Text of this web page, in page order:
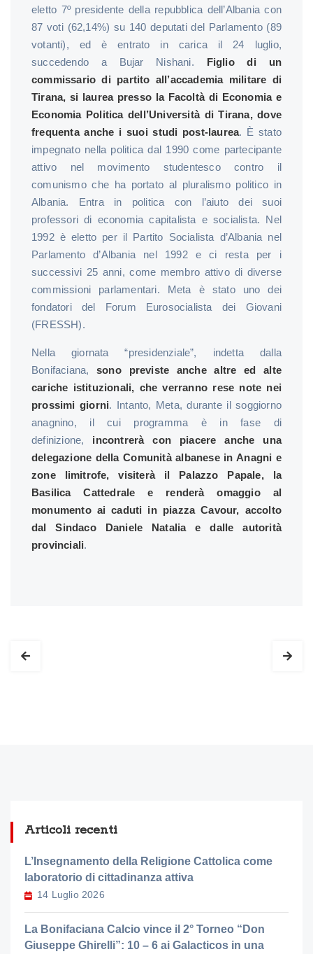
eletto 7º presidente della repubblica dell’Albania con
87 voti (62,14%) su 140 deputati del Parlamento (89
votanti), ed è entrato in carica il 24 luglio,
succedendo a Bujar Nishani. Figlio di un
commissario di partito all’accademia militare di
Tirana, si laurea presso la Facoltà di Economia e
Economia Politica dell’Università di Tirana, dove
frequenta anche i suoi studi post-laurea. È stato
impegnato nella politica dal 1990 come partecipante
attivo nel movimento studentesco contro il
comunismo che ha portato al pluralismo politico in
Albania. Entra in politica con l’aiuto dei suoi
professori di economia capitalista e socialista. Nel
1992 è eletto per il Partito Socialista d’Albania nel
Parlamento d’Albania nel 1992 e ci resta per i
successivi 25 anni, come membro attivo di diverse
commissioni parlamentari. Meta è stato uno dei
fondatori del Forum Eurosocialista dei Giovani
(FRESSH).
Nella giornata “presidenziale”, indetta dalla
Bonifaciana,sono previste anche altre ed alte
cariche istituzionali, che verranno rese note nei
prossimi giorni. Intanto, Meta, durante il soggiorno
anagnino, il cui programma è in fase di
definizione, incontrerà con piacere anche una
delegazione della Comunità albanese in Anagni e
zone limitrofe, visiterà il Palazzo Papale, la
Basilica Cattedrale e renderà omaggio al
monumento ai caduti in piazza Cavour, accolto
dal Sindaco Daniele Natalia e dalle autorità
provinciali.
Articoli recenti
L’Insegnamento della Religione Cattolica come
laboratorio di cittadinanza attiva
14 Luglio 2026
La Bonifaciana Calcio vince il 2° Torneo “Don
Giuseppe Ghirelli”: 10 – 6 ai Galacticos in una